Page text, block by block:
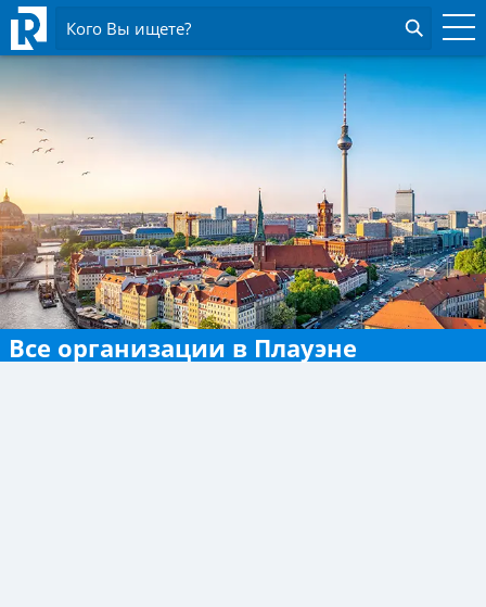
Кого Вы ищете?
Все организации в Плауэне